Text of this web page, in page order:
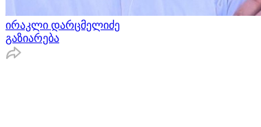
ირაკლი დარცმელიძე
გაზიარება